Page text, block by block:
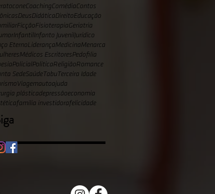
CoachingComédiaContos
DeusDidáticaDireitoEducação
FicçãoFisioterapiaGeriatria
InfantilInfanto JuvenilJurídico
EternoLiderançaMedicinaMenarca
Médicos EscritoresPedofilia
PolicialPoliticaReligiãoRomance
SedeSaúdeTabuTerceira Idade
Viagemautoajuda
plásticadepressãoeconomia
família investidorafelicidade